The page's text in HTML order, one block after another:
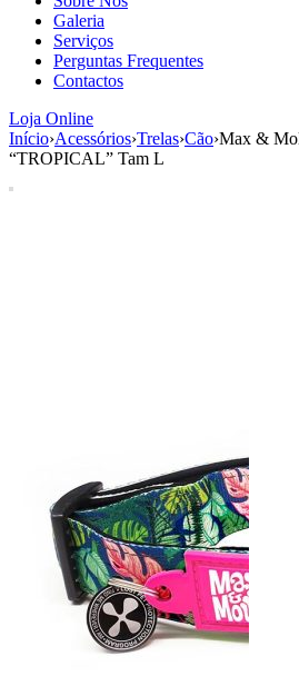
Galeria
Serviços
Perguntas Frequentes
Contactos
Loja Online
Início›Acessórios›Trelas›Cão›Max &
“TROPICAL” Tam L
aumenta a
probabilidade
de ver
conteúdo e
ofertas